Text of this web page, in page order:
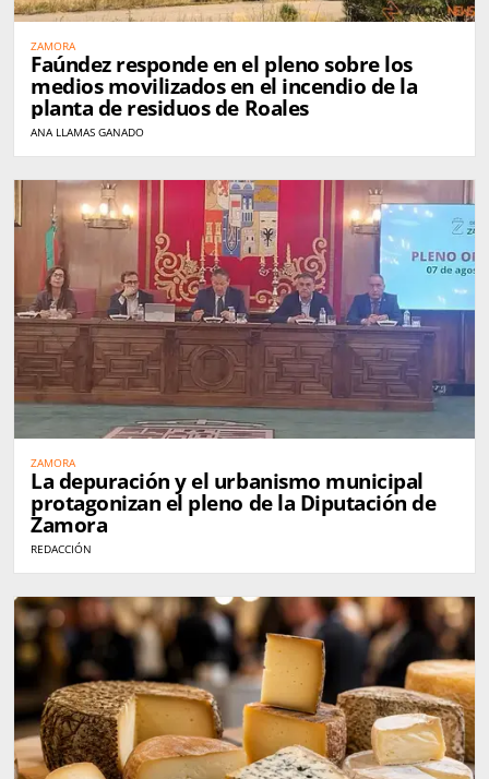
ZAMORA
Faúndez responde en el pleno sobre los
medios movilizados en el incendio de la
planta de residuos de Roales
ANA LLAMAS GANADO
ZAMORA
La depuración y el urbanismo municipal
protagonizan el pleno de la Diputación de
Zamora
REDACCIÓN